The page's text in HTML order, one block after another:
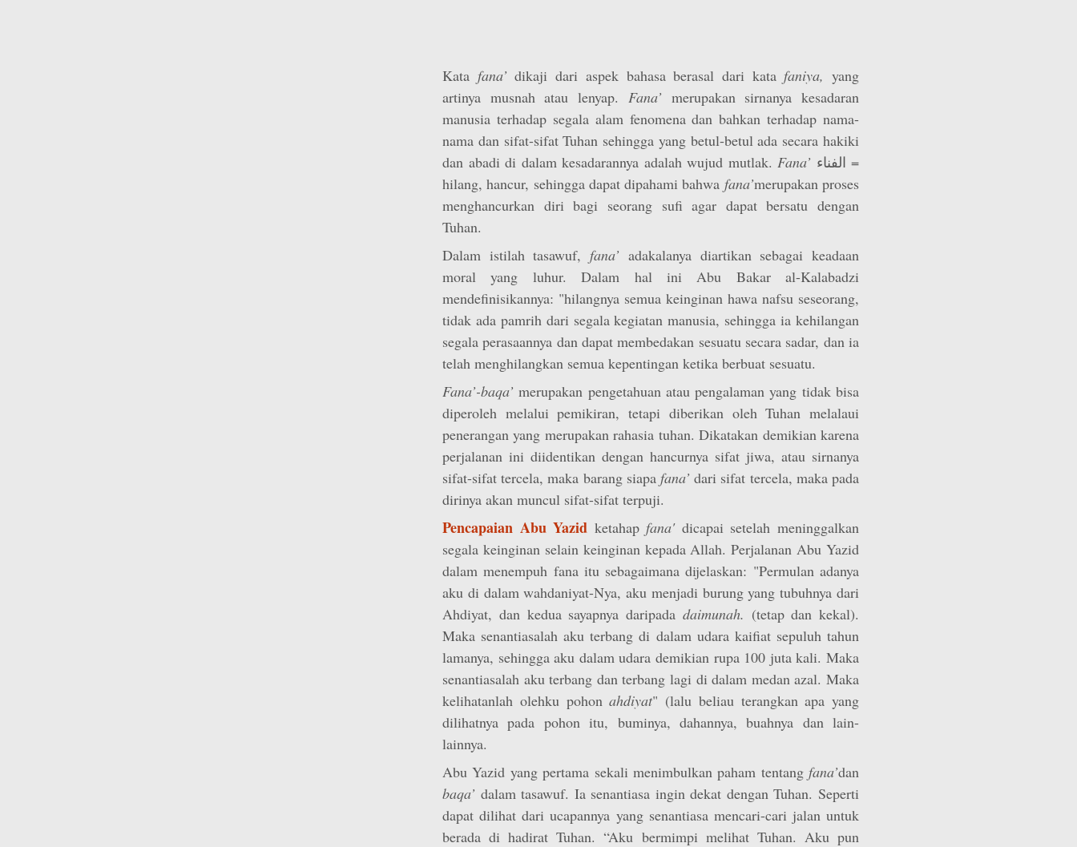
Kata fana’ dikaji dari aspek bahasa berasal dari katafaniya,yang
artinya musnah atau lenyap. Fana’ merupakan sirnanya kesadaran
manusia terhadap segala alam fenomena dan bahkan terhadap nama-
nama dan sifat-sifat Tuhan sehingga yang betul-betul ada secara hakiki
dan abadi di dalam kesadarannya adalah wujud mutlak. Fana’ الفناء =
hilang, hancur, sehingga dapat dipahami bahwa fana’merupakan proses
menghancurkan diri bagi seorang sufi agar dapat bersatu dengan
Tuhan.
Dalam istilah tasawuf,fana’ adakalanya diartikan sebagai keadaan
moral yang luhur. Dalam hal ini Abu Bakar al-Kalabadzi
mendefinisikannya: "hilangnya semua keinginan hawa nafsu seseorang,
tidak ada pamrih dari segala kegiatan manusia, sehingga ia kehilangan
segala perasaannya dan dapat membedakan sesuatu secara sadar, dan ia
telah menghilangkan semua kepentingan ketika berbuat sesuatu.
Fana’-baqa’merupakan pengetahuan atau pengalaman yang tidak bisa
diperoleh melalui pemikiran, tetapi diberikan oleh Tuhan melalaui
penerangan yang merupakan rahasia tuhan. Dikatakan demikian karena
perjalanan ini diidentikan dengan hancurnya sifat jiwa, atau sirnanya
sifat-sifat tercela, maka barang siapa fana’ dari sifat tercela, maka pada
dirinya akan muncul sifat-sifat terpuji.
Pencapaian Abu Yazid ketahapfana' dicapai setelah meninggalkan
segala keinginan selain keinginan kepada Allah. Perjalanan Abu Yazid
dalam menempuh fana itu sebagaimana dijelaskan: "Permulan adanya
aku di dalam wahdaniyat-Nya, aku menjadi burung yang tubuhnya dari
Ahdiyat, dan kedua sayapnya daripada daimunah. (tetap dan kekal).
Maka senantiasalah aku terbang di dalam udara kaifiat sepuluh tahun
lamanya, sehingga aku dalam udara demikian rupa 100 juta kali. Maka
senantiasalah aku terbang dan terbang lagi di dalam medan azal. Maka
kelihatanlah olehku pohonahdiyat" (lalu beliau terangkan apa yang
dilihatnya pada pohon itu, buminya, dahannya, buahnya dan lain-
lainnya.
Abu Yazid yang pertama sekali menimbulkan paham tentang fana’dan
baqa’ dalam tasawuf. Ia senantiasa ingin dekat dengan Tuhan. Seperti
dapat dilihat dari ucapannya yang senantiasa mencari-cari jalan untuk
berada di hadirat Tuhan. “Aku bermimpi melihat Tuhan. Aku pun